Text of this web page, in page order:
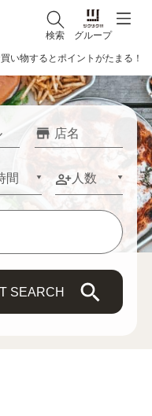
検索 グループ
い物するとポイントがたまる！
間 人数
SEARCH